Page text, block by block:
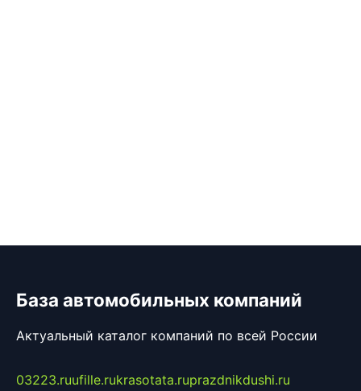
База автомобильных компаний
Актуальный каталог компаний по всей России
03223.ruufille.rukrasotata.ruprazdnikdushi.ru